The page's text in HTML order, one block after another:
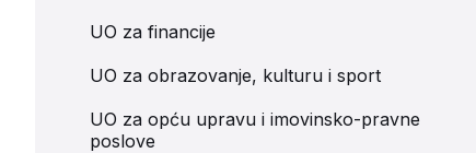
UO za financije
UO za obrazovanje, kulturu i sport
UO za opću upravu i imovinsko-pravne
poslove